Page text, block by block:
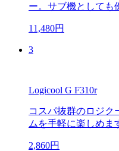
ー。サブ機としても
11,480円
3
Logicool G F310r
コスパ抜群のロジク
ムを手軽に楽しめま
2,860円